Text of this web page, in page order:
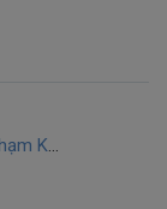
Phạm Khôi UX Designer